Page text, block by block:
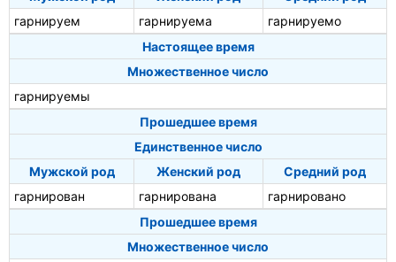
гарнируем
гарнируема
гарнируемо
Настоящее время
Множественное число
гарнируемы
Прошедшее время
Единственное число
Мужской род
Женский род
Средний род
гарнирован
гарнирована
гарнировано
Прошедшее время
Множественное число